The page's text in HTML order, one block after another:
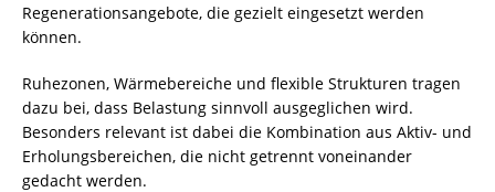
Regenerationsangebote, die gezielt eingesetzt werden
können.
Ruhezonen, Wärmebereiche und flexible Strukturen tragen
dazu bei, dass Belastung sinnvoll ausgeglichen wird.
Besonders relevant ist dabei die Kombination aus Aktiv- und
Erholungsbereichen, die nicht getrennt voneinander
gedacht werden.